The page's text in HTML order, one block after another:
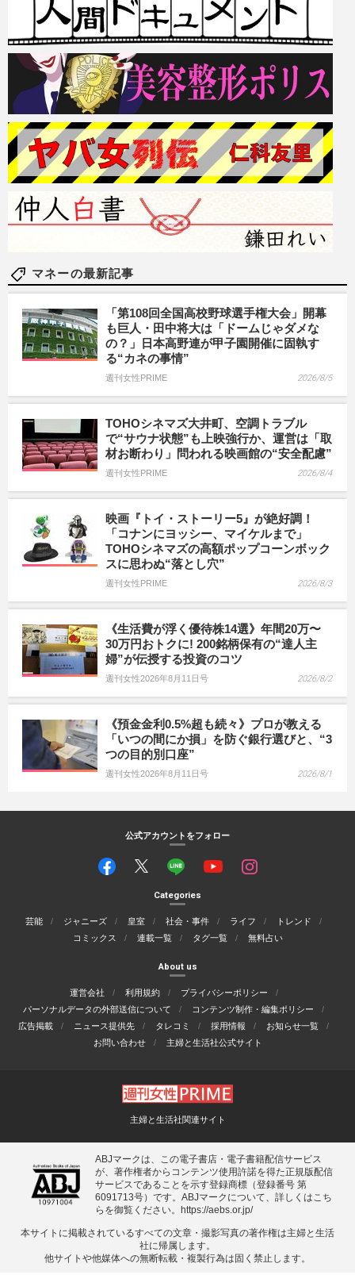
マネーの最新記事
「第108回全国高校野球選手権大会」開幕
も巨人・田中将大は「ドームじゃダメな
の？」日本高野連が甲子園開催に固執す
る“カネの事情”
週刊女性PRIME 2026/8/5
TOHOシネマズ大井町、空調トラブル
で“サウナ状態”も上映強行か、運営は「取
材お断わり」問われる映画館の“安全配慮”
週刊女性PRIME 2026/8/4
映画『トイ・ストーリー5』が絶好調！
「コナンにヨッシー、マイケルまで」
TOHOシネマズの高額ポップコーンボック
スに思わぬ“落とし穴”
週刊女性PRIME 2026/8/3
《生活費が浮く優待株14選》年間20万〜
30万円おトクに! 200銘柄保有の“達人主
婦”が伝授する投資のコツ
週刊女性2026年8月11日号 2026/8/2
《預金金利0.5%超も続々》プロが教える
「いつの間にか損」を防ぐ銀行選びと、“3
つの目的別口座”
週刊女性2026年8月11日号 2026/8/1
公式アカウントをフォロー
Categories
芸能 ジャニーズ 皇室 社会・事件 ライフ
トレンド
コミックス
連載一覧 タグ一覧 無料占い
About us
運営会社 利用規約
プライバシーポリシー
パーソナルデータの外部送信について
コンテンツ制作・編集ポリシー
広告掲載
ニュース提供先 タレコミ 採用情報
お知らせ一覧
お問い合わせ
主婦と生活社公式サイト
主婦と生活社関連サイト
ABJマークは、この電子書店・電子書籍配信サービス
が、著作権者からコンテンツ使用許諾を得た正規版配信
サービスであることを示す登録商標（登録番号 第
6091713号）です。ABJマークについて、詳しくはこち
らを御覧ください。
https://aebs.or.jp/
本サイトに掲載されているすべての⽂章・撮影写真の著作権は主婦と⽣活
社に帰属します。
他サイトや他媒体への無断転載・複製⾏為は固く禁⽌します。